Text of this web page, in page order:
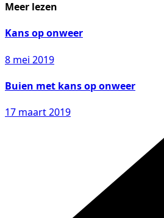
Meer lezen
Kans op onweer
8 mei 2019
Buien met kans op onweer
17 maart 2019